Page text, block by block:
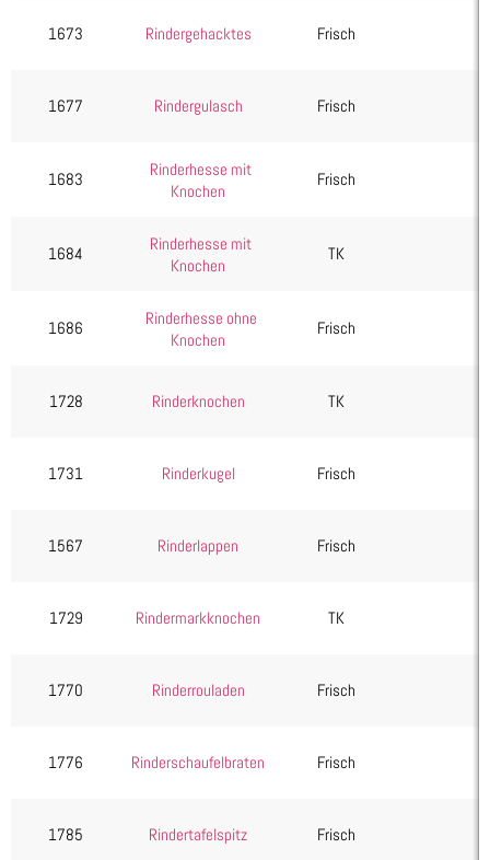
1673 Rindergehacktes Frisch
1677 Rindergulasch Frisch
1683
Rinderhesse mit
Knochen
Frisch
1684
Rinderhesse mit
Knochen
TK
1686
Rinderhesse ohne
Knochen
Frisch
1728 Rinderknochen TK
1731 Rinderkugel Frisch
1567 Rinderlappen Frisch
1729 Rindermarkknochen TK
1770 Rinderrouladen Frisch
1776 Rinderschaufelbraten Frisch
1785 Rindertafelspitz Frisch